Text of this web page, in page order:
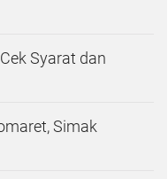
Syarat dan
Simak